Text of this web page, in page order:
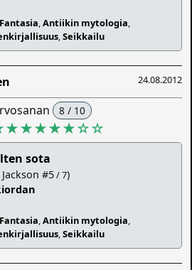
Fantasia,Antiikin mytologia,
,Seikkailu
24.08.2012
8 / 10
☆☆
sota
#5/ 7)
Fantasia,Antiikin mytologia,
,Seikkailu